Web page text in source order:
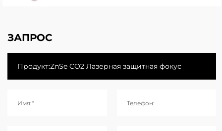
ЗАПРОС
Имя:* Телефон: